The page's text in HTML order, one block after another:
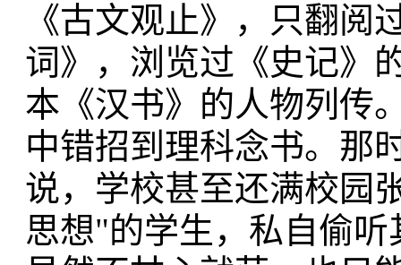
《古文观止》，只翻阅
词》，浏览过《史记》
本《汉书》的人物列传
中错招到理科念书。那
说，学校甚至还满校园
思想"的学生，私自偷